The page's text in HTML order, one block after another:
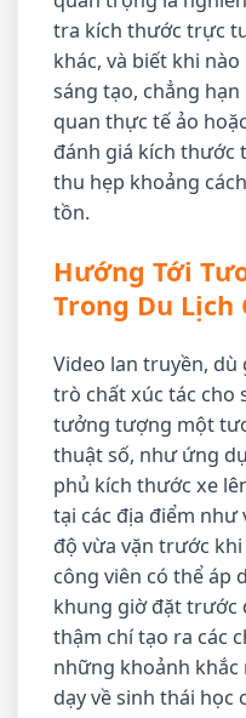
tra kích thước trực
khác, và biết khi
sáng tạo, chẳng
quan thực tế ảo
đánh giá kích thước
thu hẹp khoảng
tồn.
Hướng Tới
Trong Du Lịch
Video lan truyền, dù
trò chất xúc tác cho
tưởng tượng một
thuật số, như ứng
phủ kích thước xe
tại các địa điểm như
độ vừa vặn trước khi
công viên có thể áp
khung giờ đặt trước
thậm chí tạo ra các
những khoảnh khắc
dạy về sinh thái học